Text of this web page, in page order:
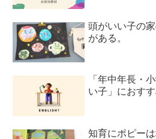
頭がいい子の
がある。
「年中年長・
い子」におす
知育にポピー